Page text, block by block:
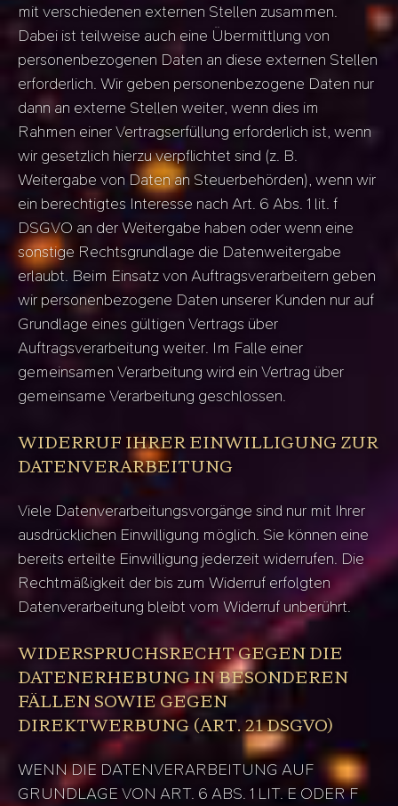
mit verschiedenen externen Stellen zusammen.
Dabei ist teilweise auch eine Übermittlung von
personenbezogenen Daten an diese externen Stellen
erforderlich. Wir geben personenbezogene Daten nur
dann an externe Stellen weiter, wenn dies im
Rahmen einer Vertragserfüllung erforderlich ist, wenn
wir gesetzlich hierzu verpflichtet sind (z. B.
Weitergabe von Daten an Steuerbehörden), wenn wir
ein berechtigtes Interesse nach Art. 6 Abs. 1 lit. f
DSGVO an der Weitergabe haben oder wenn eine
sonstige Rechtsgrundlage die Datenweitergabe
erlaubt. Beim Einsatz von Auftragsverarbeitern geben
wir personenbezogene Daten unserer Kunden nur auf
Grundlage eines gültigen Vertrags über
Auftragsverarbeitung weiter. Im Falle einer
gemeinsamen Verarbeitung wird ein Vertrag über
gemeinsame Verarbeitung geschlossen.
WIDERRUF IHRER EINWILLIGUNG ZUR
DATENVERARBEITUNG
Viele Datenverarbeitungsvorgänge sind nur mit Ihrer
ausdrücklichen Einwilligung möglich. Sie können eine
bereits erteilte Einwilligung jederzeit widerrufen. Die
Rechtmäßigkeit der bis zum Widerruf erfolgten
Datenverarbeitung bleibt vom Widerruf unberührt.
WIDERSPRUCHSRECHT GEGEN DIE
DATENERHEBUNG IN BESONDEREN
FÄLLEN SOWIE GEGEN
DIREKTWERBUNG (ART. 21 DSGVO)
WENN DIE DATENVERARBEITUNG AUF
GRUNDLAGE VON ART. 6 ABS. 1 LIT. E ODER F